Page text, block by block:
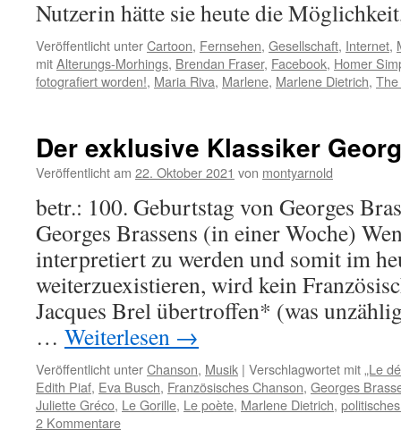
Nutzerin hätte sie heute die
Veröffentlicht unterCartoon, Fernsehen, Gesellschaft, Internet,
mitAlterungs-Morhings, Brendan Fraser, Facebook, Homer
fotografiert worden!, Maria Riva, Marlene, Marlene Dietrich,
Der exklusive Klassiker
Veröffentlicht am 22. Oktober 2021 von montyarnold
betr.: 100. Geburtstag von Georges
Georges Brassens (in einer Woche)
interpretiert zu werden und somit im
weiterzuexistieren, wird kein
Jacques Brel übertroffen* (was
… Weiterlesen →
Veröffentlicht unterChanson, Musik | Verschlagwortet mit „Le
Edith Piaf, Eva Busch, Französisches Chanson, Georges
Juliette Gréco, Le Gorille, Le poète, Marlene Dietrich,
2 Kommentare